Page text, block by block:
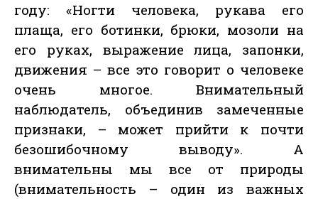
году: «Ногти человека, рукава его
плаща, его ботинки, брюки, мозоли на
его руках, выражение лица, запонки,
движения – все это говорит о человеке
очень многое. Внимательный
наблюдатель, объединив замеченные
признаки, – может прийти к почти
безошибочному выводу». А
внимательны мы все от природы
(внимательность – один из важных